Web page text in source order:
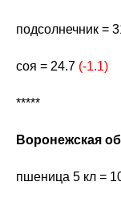
подсолнечник =
соя = 24.7 (-1.1)
*****
Воронежская
пшеница 5 кл =